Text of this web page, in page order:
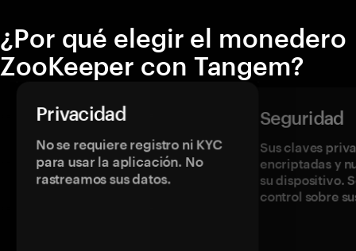
¿Por qué elegir el monedero
ZooKeeper con Tangem?
Privacidad
No se requiere registro ni KYC
para usar la aplicación. No
rastreamos sus datos.
Seguridad
Sus claves
encriptadas y
su dispositivo.
control sobre